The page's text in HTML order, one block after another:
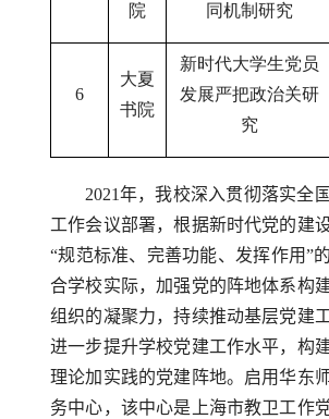
院
同机制研究
6
大夏
书院
新时代大学生党员
发展严把政治关研
究
2021年，我校深入贯彻落实全
工作会议部署，根据新时代党的建
“规范标准、完善功能、发挥作用”
合学校实际，加强党的阵地体系构
组织的凝聚力，持续推动基层党建
进一步提升学校党建工作水平，构
理论加实践的党建阵地。启用华东
务中心，该中心是上海市教卫工作